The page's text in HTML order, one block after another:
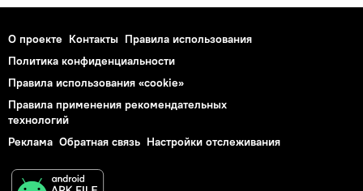
О проекте Контакты Правила использования
Политика конфиденциальности
Правила использования «cookie»
Правила применения рекомендательных
технологий
Реклама Обратная связь Настройки отслеживания